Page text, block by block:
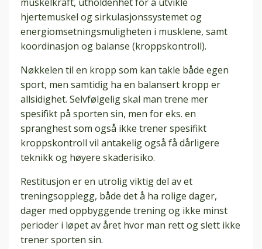
hjertemuskel og sirkulasjonssystemet og
energiomsetningsmuligheten i musklene, samt
koordinasjon og balanse (kroppskontroll).
Nøkkelen til en kropp som kan takle både egen
sport, men samtidig ha en balansert kropp er
allsidighet. Selvfølgelig skal man trene mer
spesifikt på sporten sin, men for eks. en
spranghest som også ikke trener spesifikt
kroppskontroll vil antakelig også få dårligere
teknikk og høyere skaderisiko.
Restitusjon er en utrolig viktig del av et
treningsopplegg, både det å ha rolige dager,
dager med oppbyggende trening og ikke minst
perioder i løpet av året hvor man rett og slett ikke
trener sporten sin.